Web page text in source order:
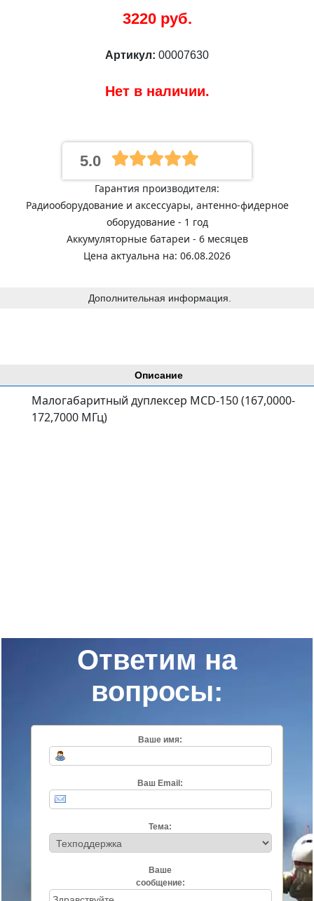
Описание
Малогабаритный дуплексер MCD-150 (167,0000-
172,7000 МГц)
3220 руб.
Артикул: 00007630
Нет в наличии.
5.0
Гарантия производителя:
Радиооборудование и аксессуары, антенно-фидерное
оборудование - 1 год
Аккумуляторные батареи - 6 месяцев
Цена актуальна на: 06.08.2026
Дополнительная информация.
Ответим на
вопросы:
Ваше имя:
Ваш Email:
Тема:
Ваше
сообщение: